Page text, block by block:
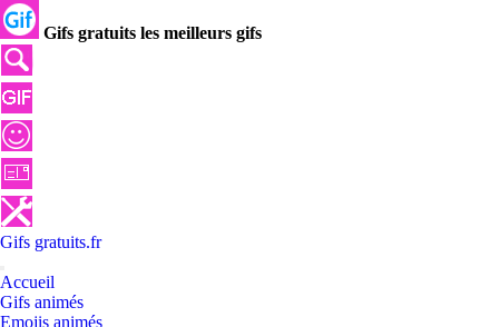
Gifs gratuits les meilleurs gifs
Gifs gratuits.fr
Accueil
Gifs animés
Emojis animés